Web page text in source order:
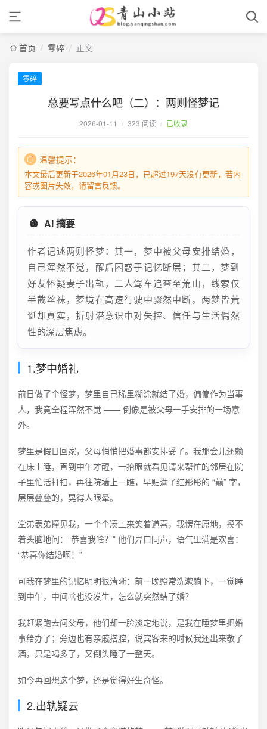
首页 / 零碎 / 正文
零碎
总要写点什么吧（二）：两则怪梦记
2026-01-11 / 323 阅读 / 已收录
温馨提示：
本文最后更新于2026年01月23日，已超过197天没有更新，若内
容或图片失效，请留言反馈。
AI 摘要
作者记述两则怪梦：其一，梦中被父母安排结婚，
自己浑然不觉，醒后困惑于记忆断层；其二，梦到
好友怀疑妻子出轨，二人驾车追查至荒山，线索仅
半截丝袜，梦境在高速行驶中骤然中断。两梦皆荒
诞却真实，折射潜意识中对失控、信任与生活偶然
性的深层焦虑。
1.梦中婚礼
前日做了个怪梦，梦里自己稀里糊涂就结了婚，偏偏作为当事
人，我竟全程浑然不觉 —— 倒像是被父母一手安排的一场意
外。
梦里是假日回家，父母悄悄把婚事都安排妥了。我那会儿还赖
在床上睡，直到中午才醒，一抬眼就看见请来帮忙的邻居在院
子里忙活打扫，再往院墙上一瞧，早贴满了红彤彤的 “囍” 字，
层层叠叠的，晃得人眼晕。
堂弟表弟撞见我，一个个凑上来笑着道喜，我愣在原地，摸不
着头脑地问：“恭喜我啥？” 他们异口同声，语气里满是欢喜：
“恭喜你结婚啊！”
可我在梦里的记忆明明很清晰：前一晚照常洗漱躺下，一觉睡
到中午，中间啥也没发生，怎么就突然结了婚？
我赶紧跑去问父母，他们却一脸淡定地说，是我在睡梦里把婚
事给办了；旁边也有亲戚搭腔，说宾客来的时候我还出来敬了
酒，只是喝多了，又倒头睡了一整天。
如今再回想这个梦，还是觉得好生奇怪。
2.出轨疑云